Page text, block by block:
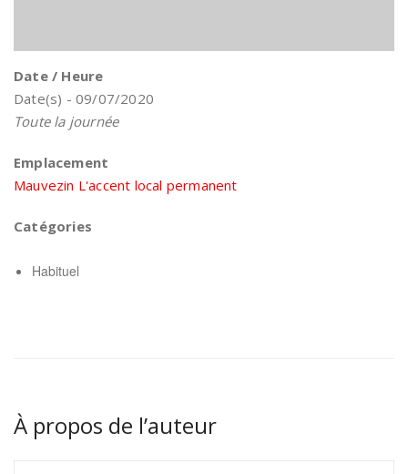
Date / Heure
Date(s) - 09/07/2020
Toute la journée
Emplacement
Mauvezin L'accent local permanent
Catégories
Habituel
À propos de l’auteur